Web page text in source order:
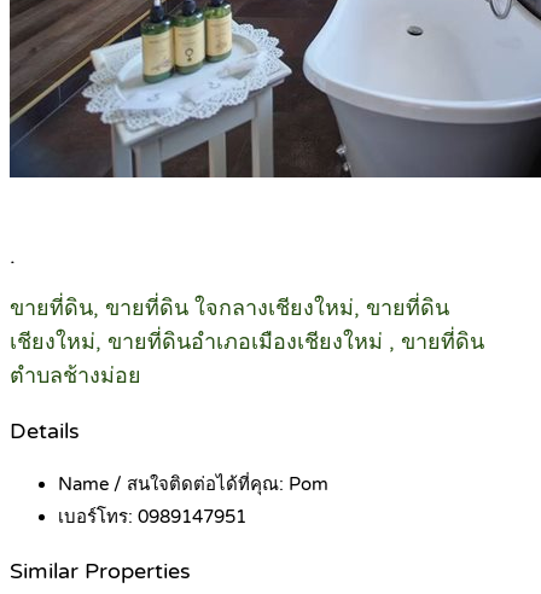
.
ขายที่ดิน, ขายที่ดิน ใจกลางเชียงใหม่, ขายที่ดิน
เชียงใหม่, ขายที่ดินอำเภอเมืองเชียงใหม่ , ขายที่ดิน
ตำบลช้างม่อย
Details
Name / สนใจติดต่อได้ที่คุณ: Pom
เบอร์โทร: 0989147951
Similar Properties